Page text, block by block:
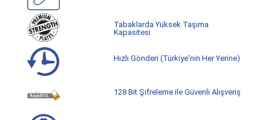
Tabaklarda Yüksek Taşıma
Kapasitesi
Hızlı Gönderi (Türkiye'nin Her Yerine)
128 Bit Şifreleme ile Güvenli Alışveriş